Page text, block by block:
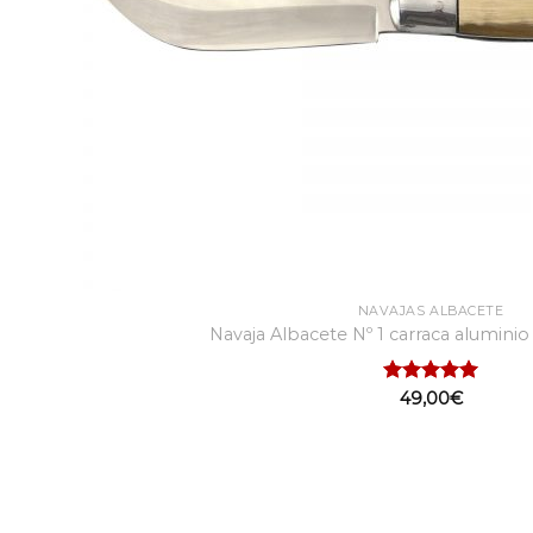
NAVAJAS ALBACETE
Navaja Albacete Nº 1 carraca
Valorado
49,00€